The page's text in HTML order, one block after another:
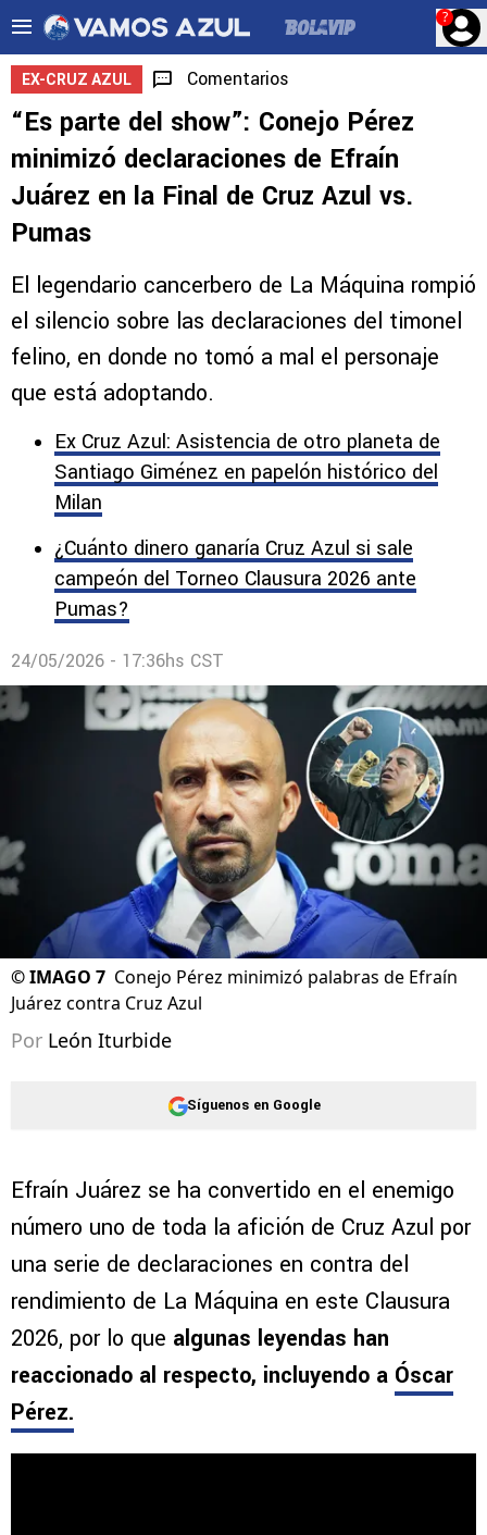
?
EX-CRUZ AZUL Comentarios
“Es parte del show”: Conejo Pérez
minimizó declaraciones de Efraín
Juárez en la Final de Cruz Azul vs.
Pumas
El legendario cancerbero de La Máquina rompió
el silencio sobre las declaraciones del timonel
felino, en donde no tomó a mal el personaje
que está adoptando.
Ex Cruz Azul: Asistencia de otro planeta de
Santiago Giménez en papelón histórico del
Milan
¿Cuánto dinero ganaría Cruz Azul si sale
campeón del Torneo Clausura 2026 ante
Pumas?
24/05/2026 - 17:36hs CST
©IMAGO 7 Conejo Pérez minimizó palabras de Efraín
Juárez contra Cruz Azul
Por León Iturbide
Síguenos en Google
Efraín Juárez se ha convertido en el enemigo
número uno de toda la afición de Cruz Azul por
una serie de declaraciones en contra del
rendimiento de La Máquina en este Clausura
2026, por lo que algunas leyendas han
reaccionado al respecto, incluyendo a Óscar
Pérez.